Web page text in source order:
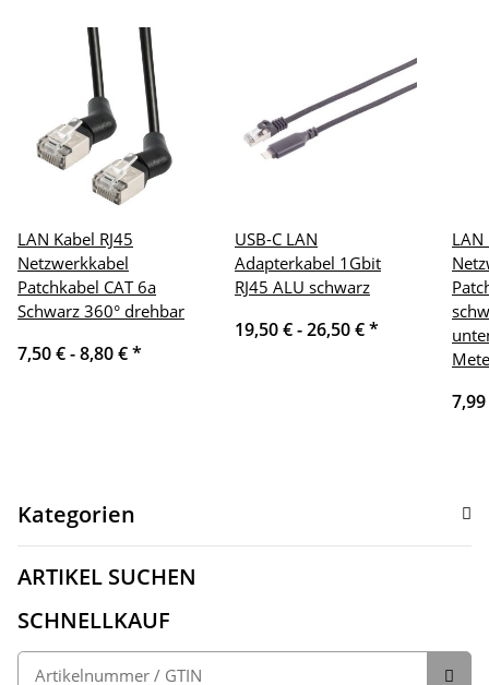
LAN Kabel RJ45
Netzwerkkabel
Patchkabel CAT 6a
Schwarz 360° drehbar
7,50 € -8,80 €*
USB-C LAN
Adapterkabel 1Gbit
RJ45 ALU schwarz
19,50 € -26,50 €*
LAN
Kategorien
ARTIKEL SUCHEN
SCHNELLKAUF